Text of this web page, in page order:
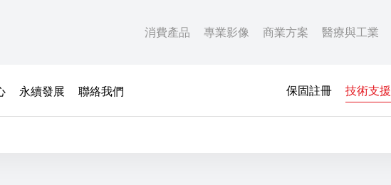
消費產品 專業影像 商業方案 醫療與工業
永續發展 聯絡我們 保固註冊 技術支援